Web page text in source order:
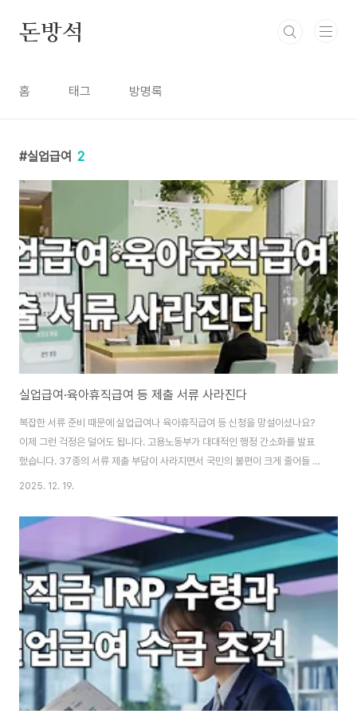
돈방석
홈 태그 방명록
실업급여 2
실업급여·육아휴직급여 등 제출 서류 사라진다
복잡한 서류 준비 때문에 실업급여나 육아휴직급여 등 신청을 망설이셨나요?
이제 그런 걱정은 덜어도 됩니다. 고용노동부가 대대적인 행정 간소화를 발표
했습니다. 37종의 서류 제출 부담이 사라지면서 국민의 불편이 크게 줄어들 전
망입니다. 12월부터 시작되는 이 변화는 우리의 일상에 어떤 편리함을 가져다
공공마이데이터 도입으로 달라지는 것들2. 사라지는 서류, 간편해지는 신청 절
차3. 고용행정통계 개방 확대의 의미4. 2026년 맞춤형 고용서비스 계획5.
Q&A6. 결론 이 글의 요약✔ 실업급여와 육아휴직급여 신청 시 37종의 서류
제출이 불필요해집니다. ✔ 고용24에서 공공마이데이터를 통해 정보를 자동
으로 전송받을 수 있습니다...
2025. 12. 19.